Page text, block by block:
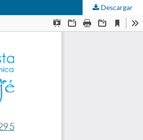
Descargar